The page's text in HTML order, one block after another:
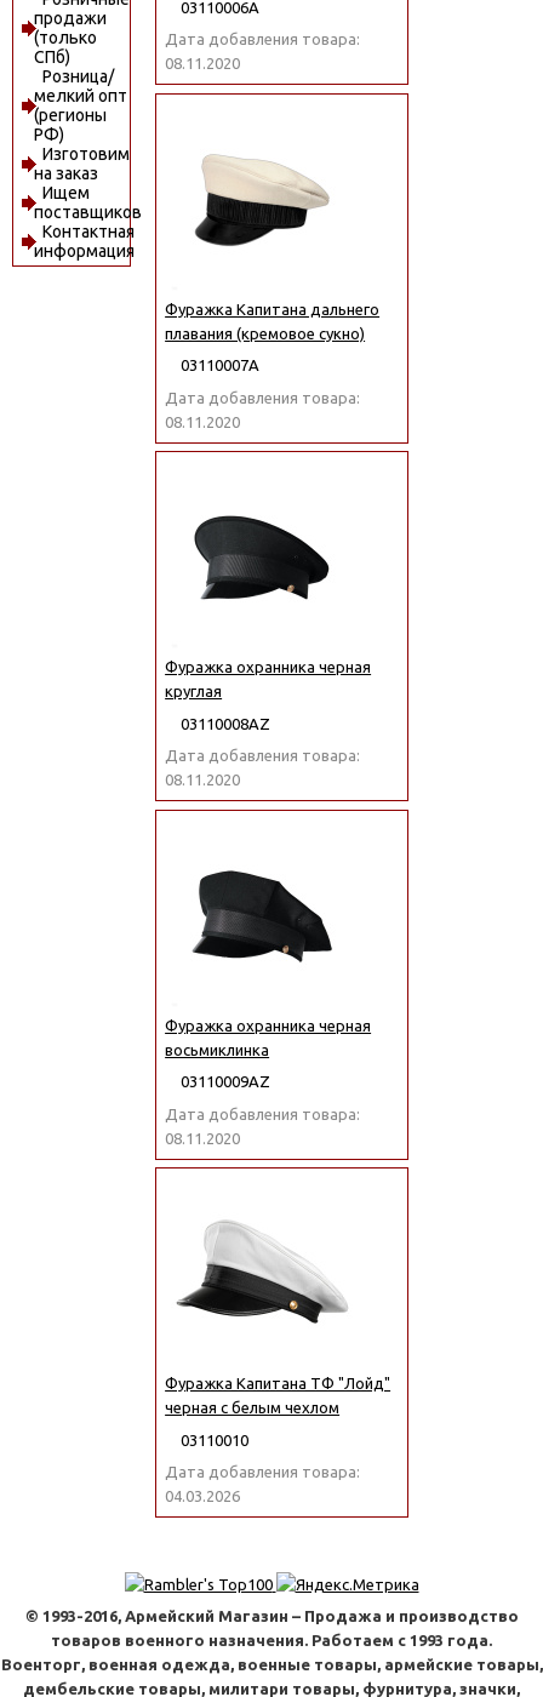
продажи
(только
СПб)
Розница/
мелкий опт
(регионы
РФ)
Изготовим
на заказ
Ищем
поставщиков
Контактная
информация
03110006А
Дата добавления товара:
08.11.2020
Фуражка Капитана дальнего
плавания (кремовое сукно)
03110007А
Дата добавления товара:
08.11.2020
Фуражка охранника черная
круглая
03110008АZ
Дата добавления товара:
08.11.2020
Фуражка охранника черная
восьмиклинка
03110009АZ
Дата добавления товара:
08.11.2020
Фуражка Капитана ТФ "Лойд"
черная с белым чехлом
03110010
Дата добавления товара:
04.03.2026
© 1993-2016, Армейский Магазин – Продажа и производство
товаров военного назначения. Работаем с 1993 года.
Военторг, военная одежда, военные товары, армейские товары,
дембельские товары, милитари товары, фурнитура, значки,